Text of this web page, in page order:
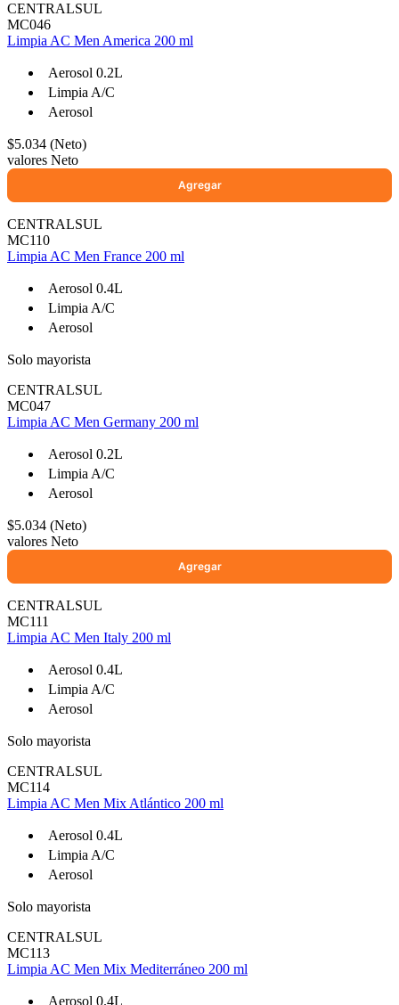
Inicio
Talleres
Sucursales
Seguimiento de pedidos
¿Quieres trabajar en Antumalal?
Contacto
Reclamos
Regístrate como Mayorista
CENTRALSUL
MC046
Limpia AC Men America 200 ml
Aerosol 0.2L
Limpia A/C
Aerosol
$5.034 (Neto)
valores Neto
CENTRALSUL
MC110
Limpia AC Men France 200 ml
Aerosol 0.4L
Limpia A/C
Aerosol
Solo mayorista
CENTRALSUL
MC047
Limpia AC Men Germany 200 ml
Aerosol 0.2L
Limpia A/C
Aerosol
$5.034 (Neto)
valores Neto
CENTRALSUL
MC111
Limpia AC Men Italy 200 ml
Aerosol 0.4L
Limpia A/C
Aerosol
Solo mayorista
CENTRALSUL
MC114
Limpia AC Men Mix Atlántico 200 ml
Aerosol 0.4L
Limpia A/C
Aerosol
Solo mayorista
CENTRALSUL
MC113
Limpia AC Men Mix Mediterráneo 200 ml
Aerosol 0.4L